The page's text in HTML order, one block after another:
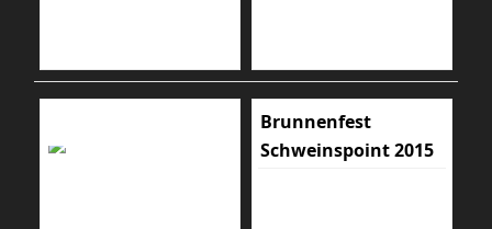
Brunnenfest
Schweinspoint 2015